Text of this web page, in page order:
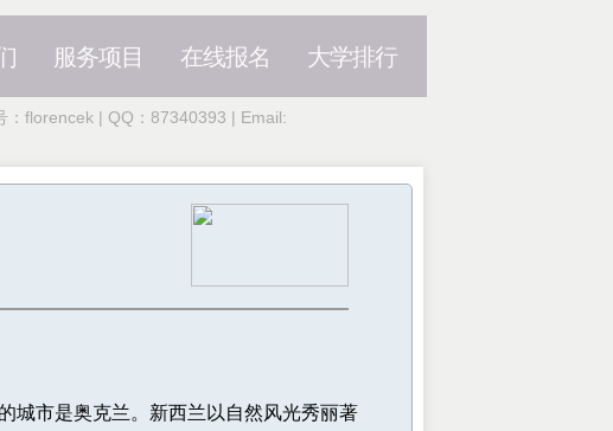
城市是奥克兰。新西兰以自然风光秀丽著
服务项目 在线报名 大学排行
florencek | QQ：87340393 | Email: